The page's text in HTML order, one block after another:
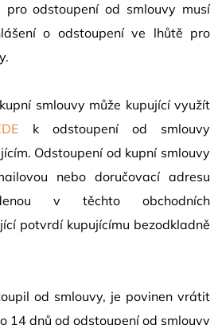
odstoupení od smlouvy musí
o odstoupení ve lhůtě pro
smlouvy může kupující využít
k odstoupení od smlouvy
Odstoupení od kupní smlouvy
nebo doručovací adresu
v těchto obchodních
potvrdí kupujícímu bezodkladně
od smlouvy, je povinen vrátit
14 dnů od odstoupení od smlouvy